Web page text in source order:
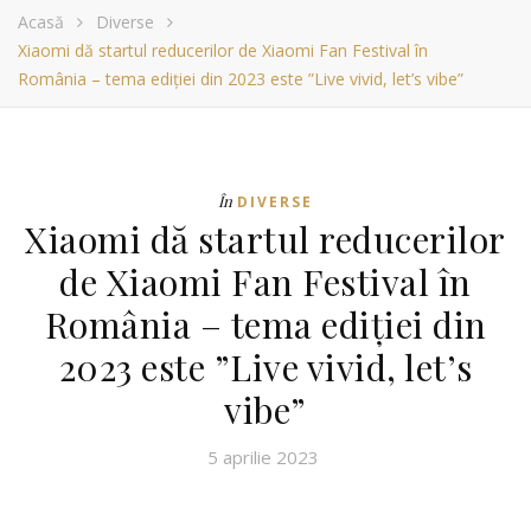
Acasă
Diverse
Xiaomi dă startul reducerilor de Xiaomi Fan Festival în
România – tema ediției din 2023 este ”Live vivid, let’s vibe”
În DIVERSE
Xiaomi dă startul reducerilor
de Xiaomi Fan Festival în
România – tema ediției din
2023 este ”Live vivid, let’s
vibe”
5 aprilie 2023